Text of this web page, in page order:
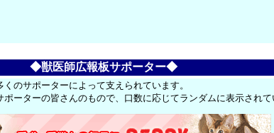
◆獣医師広報板サポーター◆
のサポーターによって支えられています。
ポーターの皆さんのもので、口数に応じてランダムに表示され